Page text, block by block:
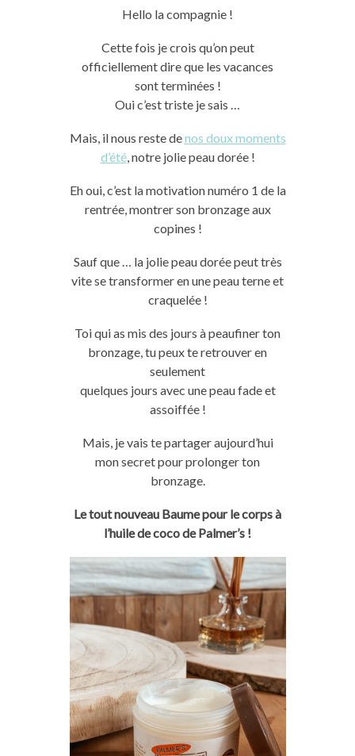
Hello la compagnie !
Cette fois je crois qu’on peut
officiellement dire que les vacances
sont terminées !
Oui c’est triste je sais …
Mais, il nous reste denos doux moments
d’été, notre jolie peau dorée !
Eh oui, c’est la motivation numéro 1 de la
rentrée, montrer son bronzage aux
copines !
Sauf que … la jolie peau dorée peut très
vite se transformer en une peau terne et
craquelée !
Toi qui as mis des jours à peaufiner ton
bronzage, tu peux te retrouver en
seulement
quelques jours avec une peau fade et
assoiffée !
Mais, je vais te partager aujourd’hui
mon secret pour prolonger ton
bronzage.
Le tout nouveau Baume pour le corps à
l’huile de coco de Palmer’s !